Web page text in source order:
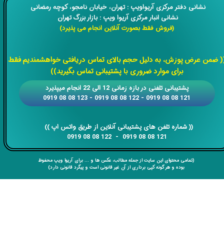
​​نشانی دفتر مرکزی آریواویپ : تهران، خیابان نامجو،کوچه رمضانی
نشانی انبار مرکزی آریوا ویپ : بازار بزرگ تهران
(فروش فقط بصورت آنلاین انجام می پذیرد)
ضمن عرض پوزش، به دلیل حجم بالای تماس دریافتی خواهشمندیم فقط
برای موارد ضروری با پشتیبانی تماس بگیرید))
​​​​​​​​​​​​​​(( ​​​​​​​شماره تلفن های پشتیبانی آنلاین از طریق واتس اپ ))
​​​​​​​121 08 08 0919 - 122 08 08 0919
​​پشتیبانی تلفنی در بازه زمانی 12 الی 22 انجام میپذیرد
121 08 08 0919 - 122 08 08 0919 - 123 08 08 0919
(تمامی محتوای این سایت از جمله مطالب، عکس ها و ... برای آریوا ویپ محفوظ
بوده و هر گونه کپی برداری از آن غیر قانونی است و پیگرد قانونی دارد)